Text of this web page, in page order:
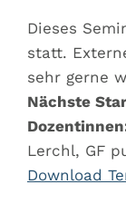
Dieses
statt.
sehr gerne
Nächste
Lerchl, GF
Download